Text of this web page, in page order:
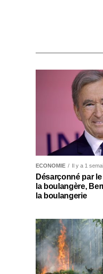
ECONOMIE Il y a 1
Désarçonné par
la boulangère,
la boulangerie